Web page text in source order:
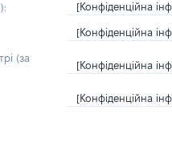
[Конфіденційна
[Конфіденційна
(за
[Конфіденційна
[Конфіденційна